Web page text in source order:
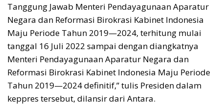
Tanggung Jawab Menteri Pendayagunaan Aparatur
Negara dan Reformasi Birokrasi Kabinet Indonesia
Maju Periode Tahun 2019—2024, terhitung mulai
tanggal 16 Juli 2022 sampai dengan diangkatnya
Menteri Pendayagunaan Aparatur Negara dan
Reformasi Birokrasi Kabinet Indonesia Maju Periode
Tahun 2019—2024 definitif,” tulis Presiden dalam
keppres tersebut, dilansir dari Antara.